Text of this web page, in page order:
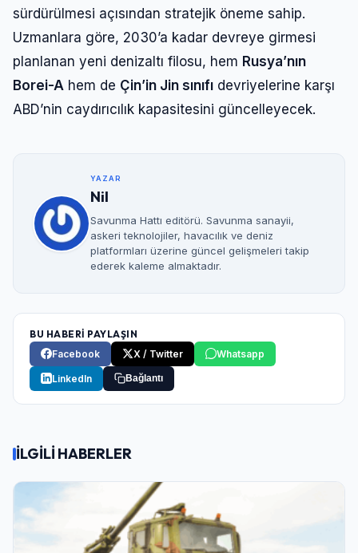
sürdürülmesi açısından stratejik öneme sahip.
Uzmanlara göre, 2030’a kadar devreye girmesi
planlanan yeni denizaltı filosu, hem Rusya’nın
Borei-A hem de Çin’in Jin sınıfı devriyelerine karşı
ABD’nin caydırıcılık kapasitesini güncelleyecek.
YAZAR
Nil
Savunma Hattı editörü. Savunma sanayii,
askeri teknolojiler, havacılık ve deniz
platformları üzerine güncel gelişmeleri takip
ederek kaleme almaktadır.
BU HABERİ PAYLAŞIN
Facebook
X / Twitter Whatsapp
LinkedIn Bağlantı
İLGİLİ HABERLER